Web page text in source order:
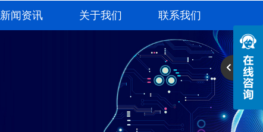
新闻资讯 关于我们 联系我们